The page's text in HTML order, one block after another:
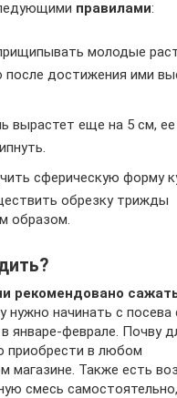
правилами:
молодые
после достижения ими
вырастет еще на 5 см,
сферическую форму
обрезку трижды
образом.
рекомендовано
нужно начинать с посева
январе-феврале. Почву
приобрести в любом
магазине. Также есть
смесь самостоятельно,